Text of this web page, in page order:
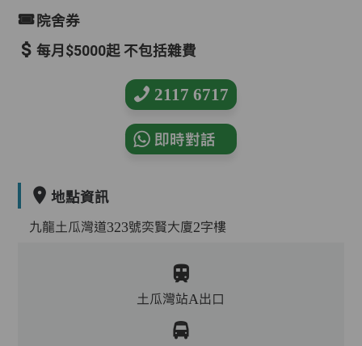
院舍券
每月$5000起 不包括雜費
2117 6717
即時對話
地點資訊
九龍土瓜灣道323號奕賢大廈2字樓
土瓜灣站A出口